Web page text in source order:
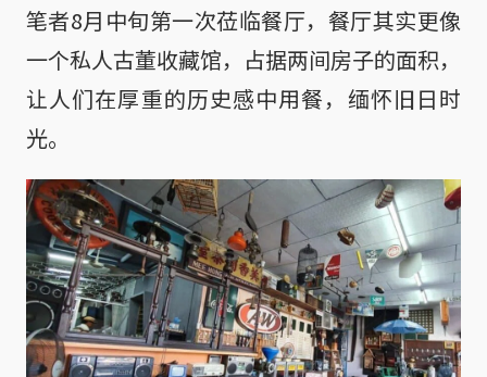
笔者8月中旬第一次莅临餐厅，餐厅其实更像
一个私人古董收藏馆，占据两间房子的面积，
让人们在厚重的历史感中用餐，缅怀旧日时
光。